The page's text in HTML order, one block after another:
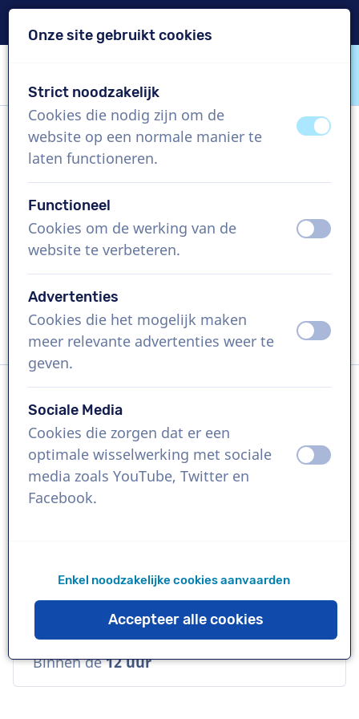
VoiceProductions
Alicja
Vrouw, Frankrijk
US$ 369,95
excl. BTW
Bedrijfsfilm , 1 - 250 woorden
Vraag een custom demo aan
Taal
Pools
Referenties
Commercieel, Vertrouwd, Zacht
Beschikbaarheid
Binnen de12 uur
Onze site gebruikt cookies
Strict noodzakelijk
Cookies die nodig zijn om de
website op een normale manier te
laten functioneren.
uitaan
Functioneel
Cookies om de werking van de
website te verbeteren.
uit aan
Advertenties
Cookies die het mogelijk maken
meer relevante advertenties weer te
geven.
uit aan
Sociale Media
Cookies die zorgen dat er een
optimale wisselwerking met sociale
media zoals YouTube, Twitter en
Facebook.
uit aan
Enkel noodzakelijke cookies aanvaarden
Accepteer alle cookies